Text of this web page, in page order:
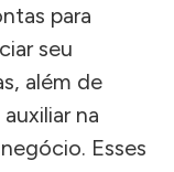
para
seu
além de
na
Esses